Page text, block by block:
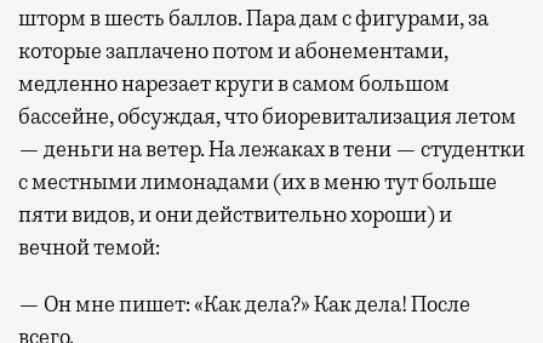
шторм в шесть баллов. Пара дам с фигурами, за
которые заплачено потом и абонементами,
медленно нарезает круги в самом большом
бассейне, обсуждая, что биоревитализация летом
— деньги на ветер. На лежаках в тени — студентки
с местными лимонадами (их в меню тут больше
пяти видов, и они действительно хороши) и
вечной темой:
— Он мне пишет: «Как дела?» Как дела! После
всего.